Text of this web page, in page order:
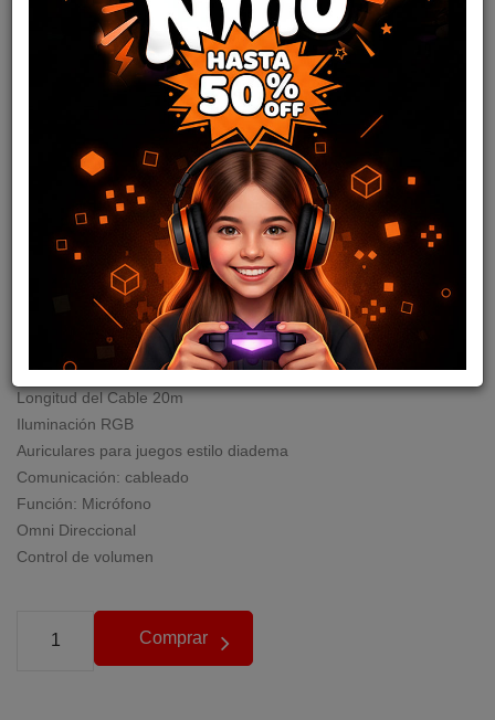
AURICULAR GAMING
HG20 WHITE SPACE
EDITION FANTECH
cod: I01211
27 ,56
Disponible en stock
Tipo de conector Conector de 3,5 mm +USB
Longitud del Cable 20m
Iluminación RGB
Auriculares para juegos estilo diadema
Comunicación: cableado
Función: Micrófono
Omni Direccional
Control de volumen
Comprar